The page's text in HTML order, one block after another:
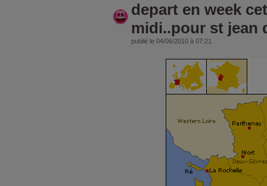
depart en week
midi..pour st jean
publié le 04/06/2010 à 07:21